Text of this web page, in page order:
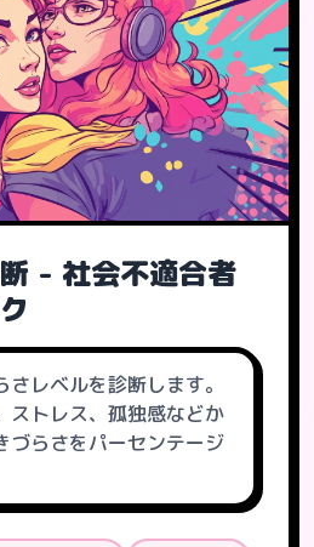
- 社会不適合者
レベルを診断します。
ストレス、孤独感などか
づらさをパーセンテージ